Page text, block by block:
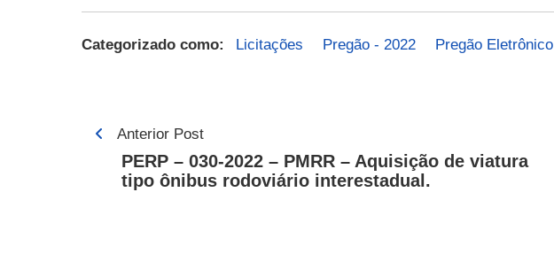
Categorizado como: Licitações Pregão - 2022 Pregão Eletrônico
Navegação
Post
Anterior Post
PERP – 030-2022 – PMRR – Aquisição de viatura
tipo ônibus rodoviário interestadual.